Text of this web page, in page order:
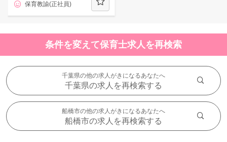
保育教諭(正社員)
条件を変えて保育士求人を再検索
千葉県の他の求人がきになるあなたへ
千葉県の求人を再検索する
船橋市の他の求人がきになるあなたへ
船橋市の求人を再検索する